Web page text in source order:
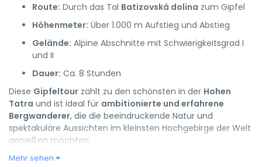
Route: Durch das Tal Batizovská dolina zum Gipfel
Höhenmeter: Über 1.000 m Aufstieg und Abstieg
Gelände: Alpine Abschnitte mit Schwierigkeitsgrad I
und II
Dauer: Ca. 8 Stunden
Diese Gipfeltour zählt zu den schönsten in der Hohen
Tatra und ist ideal für ambitionierte und erfahrene
Bergwanderer, die die beeindruckende Natur und
spektakuläre Aussichten im kleinsten Hochgebirge der Welt
genießen möchten.
Mehr sehen